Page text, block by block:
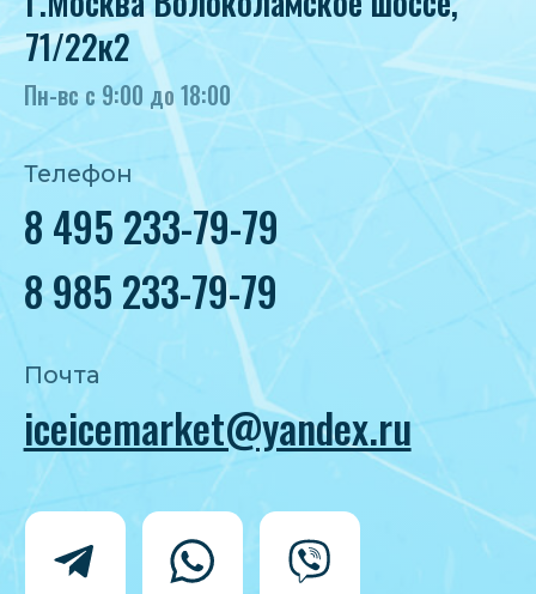
Политика конфиденциальности
Согласие на обработку персональных
данных